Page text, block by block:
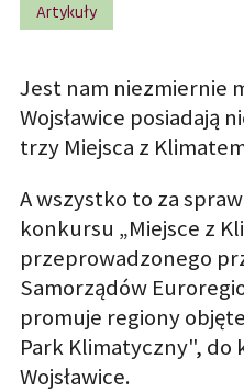
Biblioteka
Artykuły
Jest nam niezmiernie
Wojsławice posiadają
trzy Miejsca z
A wszystko to za
konkursu „Miejsce z
przeprowadzonego
Samorządów
promuje regiony
Park Klimatyczny", do
Wojsławice.